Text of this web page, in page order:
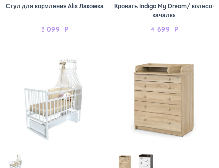
Стул для кормления Alis Лакомка
3 099 ₽
Кровать Indigo My Dream/ колесо-
качалка
4 699 ₽